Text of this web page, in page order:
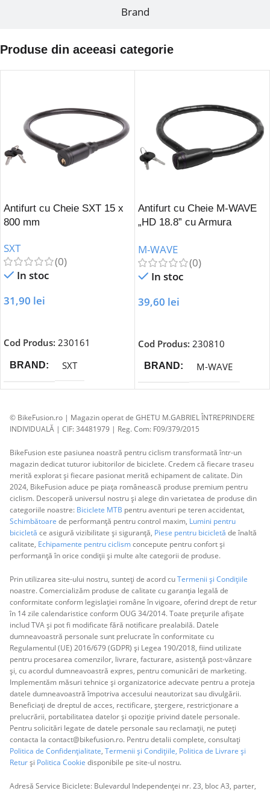
Brand
Produse din aceeasi categorie
Antifurt cu Cheie SXT 15 x
800 mm
SXT
(0)
In stoc
31,90 lei
Cod Produs: 230161
BRAND SXT
Antifurt cu Cheie M-WAVE
„HD 18.8” cu Armura
M-WAVE
(0)
In stoc
39,60 lei
Cod Produs: 230810
BRAND M-WAVE
© BikeFusion.ro | Magazin operat de GHETU M.GABRIEL ÎNTREPRINDERE
INDIVIDUALĂ | CIF: 34481979 | Reg. Com: F09/379/2015
BikeFusion este pasiunea noastră pentru ciclism transformată într-un
magazin dedicat tuturor iubitorilor de biciclete. Credem că fiecare traseu
merită explorat și fiecare pasionat merită echipament de calitate. Din
2024, BikeFusion aduce pe piața românească produse premium pentru
ciclism. Descoperă universul nostru și alege din varietatea de produse din
categoriile noastre: Biciclete MTB pentru aventuri pe teren accidentat,
Schimbătoare de performanță pentru control maxim, Lumini pentru
bicicletă ce asigură vizibilitate și siguranță, Piese pentru bicicletă de înaltă
calitate, Echipamente pentru ciclismconcepute pentru confort și
performanță în orice condiții și multe alte categorii de produse.
Prin utilizarea site-ului nostru, sunteți de acord cuTermenii și Condițiile
noastre. Comercializăm produse de calitate cu garanția legală de
conformitate conform legislației române în vigoare, oferind drept de retur
în 14 zile calendaristice conform OUG 34/2014. Toate prețurile afișate
includ TVA și pot fi modificate fără notificare prealabilă. Datele
dumneavoastră personale sunt prelucrate în conformitate cu
Regulamentul (UE) 2016/679 (GDPR) și Legea 190/2018, fiind utilizate
pentru procesarea comenzilor, livrare, facturare, asistență post-vânzare
și, cu acordul dumneavoastră expres, pentru comunicări de marketing.
Implementăm măsuri tehnice și organizatorice adecvate pentru a proteja
datele dumneavoastră împotriva accesului neautorizat sau divulgării.
Beneficiați de dreptul de acces, rectificare, ștergere, restricționare a
prelucrării, portabilitatea datelor și opoziție privind datele personale.
Pentru solicitări legate de datele personale sau reclamații, ne puteți
contacta la contact@bikefusion.ro. Pentru detalii complete, consultați
Politica de Confidențialitate, Termenii și Condițiile, Politica de Livrare și
Returși Politica Cookie disponibile pe site-ul nostru.
Adresă Service Biciclete: Bulevardul Independenței nr. 23, bloc A3, parter,